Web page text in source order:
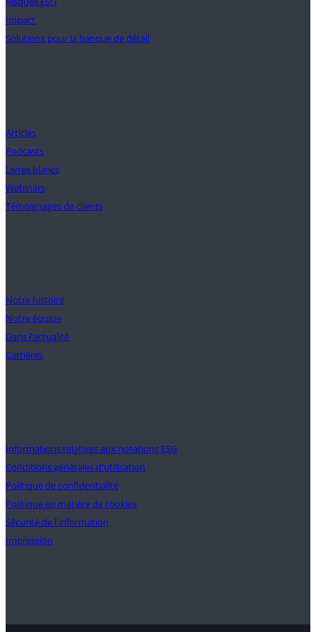
Impact
Solutions pour la banque de détail
Articles
Podcasts
Livres blancs
Webinars
Témoignages de clients
Notre histoire
Notre équipe
Dans l'actualité
Carrières
Informations relatives aux notations ESG
Conditions générales d'utilisation
Politique de confidentialité
Politique en matière de cookies
Sécurité de l'information
Impression